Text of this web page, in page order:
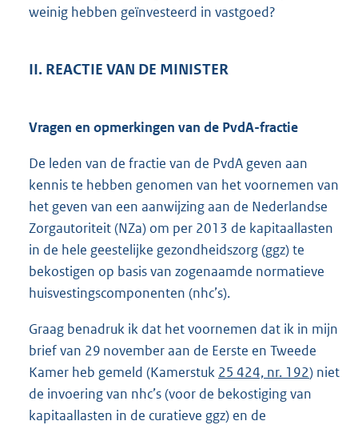
weinig hebben geïnvesteerd in vastgoed?
II. REACTIE VAN DE MINISTER
Vragen en opmerkingen van de PvdA-fractie
De leden van de fractie van de PvdA geven aan
kennis te hebben genomen van het voornemen van
het geven van een aanwijzing aan de Nederlandse
Zorgautoriteit (NZa) om per 2013 de kapitaallasten
in de hele geestelijke gezondheidszorg (ggz) te
bekostigen op basis van zogenaamde normatieve
huisvestingscomponenten (nhc’s).
Graag benadruk ik dat het voornemen dat ik in mijn
brief van 29 november aan de Eerste en Tweede
Kamer heb gemeld (Kamerstuk 25 424, nr. 192) niet
de invoering van nhc’s (voor de bekostiging van
kapitaallasten in de curatieve ggz) en de